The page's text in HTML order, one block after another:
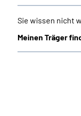
Sie wissen nicht
Meinen Träger